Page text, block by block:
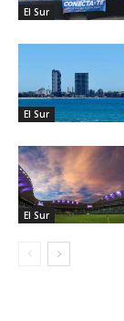
El Sur
El Sur
El Sur